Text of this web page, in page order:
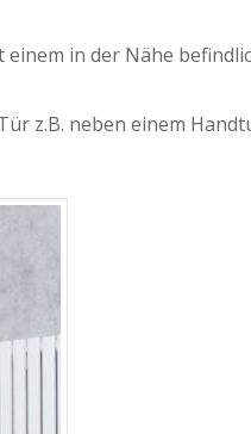
in der Nähe
z.B. neben einem